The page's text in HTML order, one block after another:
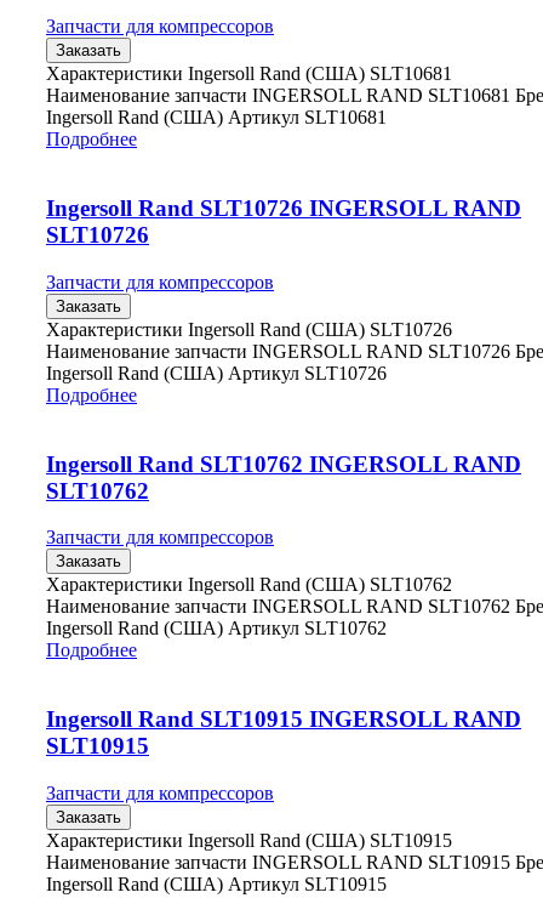
Запчасти для компрессоров
Заказать
Характеристики Ingersoll Rand (США) SLT10681
Наименование запчасти INGERSOLL RAND SLT10681
Ingersoll Rand (США) Артикул SLT10681
Подробнее
Ingersoll Rand SLT10726 INGERSOLL RAND
SLT10726
Запчасти для компрессоров
Заказать
Характеристики Ingersoll Rand (США) SLT10726
Наименование запчасти INGERSOLL RAND SLT10726
Ingersoll Rand (США) Артикул SLT10726
Подробнее
Ingersoll Rand SLT10762 INGERSOLL RAND
SLT10762
Запчасти для компрессоров
Заказать
Характеристики Ingersoll Rand (США) SLT10762
Наименование запчасти INGERSOLL RAND SLT10762
Ingersoll Rand (США) Артикул SLT10762
Подробнее
Ingersoll Rand SLT10915 INGERSOLL RAND
SLT10915
Запчасти для компрессоров
Заказать
Характеристики Ingersoll Rand (США) SLT10915
Наименование запчасти INGERSOLL RAND SLT10915
Ingersoll Rand (США) Артикул SLT10915